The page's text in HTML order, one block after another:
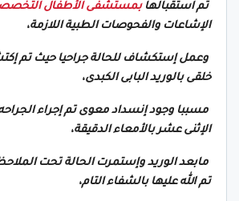
تم استقبالهابمستشفى الأطفال
الإشاعات والفحوصات الطبية اللازمة،
وعمل إستكشاف للحالة جراحيا حيث تم
خلقى بالوريد البابى الكبدى،
مسببا وجود إنسداد معوى تم إجراء
الإثنى عشر بالأمعاء الدقيقة،
مابعد الوريد وإستمرت الحالة تحت
تم الله عليها بالشفاء التام،